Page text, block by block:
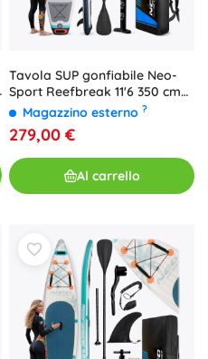
Tavola SUP gonfiabile Neo-
Sport Reefbreak 11'6 350 cm
con accessori
Magazzino esterno ?
279,00 €
Al carrello